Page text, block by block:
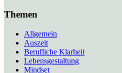
Themen
Allgemein
Auszeit
Berufliche Klarheit
Lebensgestaltung
Mindset